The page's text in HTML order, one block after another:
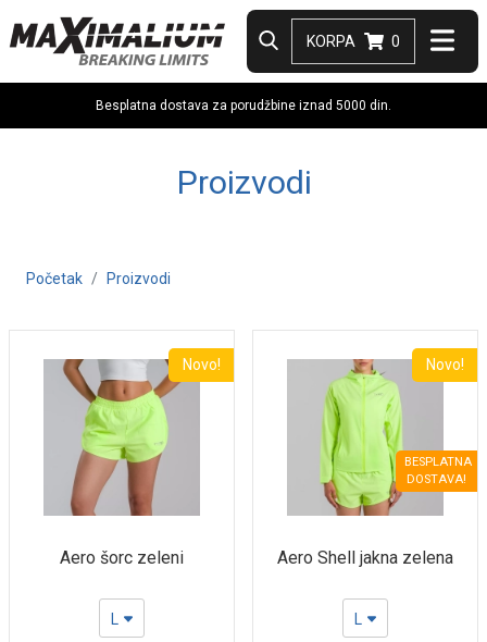
KORPA 0
Besplatna dostava za porudžbine iznad 5000 din.
Proizvodi
Početak Proizvodi
Novo!
Aero šorc zeleni
L
BESPLATNA
DOSTAVA!
Novo!
Aero Shell jakna zelena
L